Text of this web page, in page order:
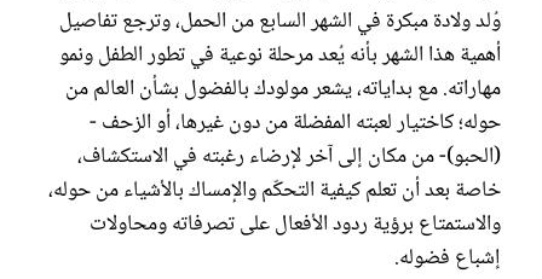
وُلد ولادة مبكرة في الشهر السابع من الحمل، وترجع تفاصيل
أهمية هذا الشهر بأنه يُعد مرحلة نوعية في تطور الطفل ونمو
مهاراته. مع بداياته، يشعر مولودك بالفضول بشأن العالم من
حوله؛ كاختيار لعبته المفضلة من دون غيرها، أو الزحف -
(الحبو)- من مكان إلى آخر لإرضاء رغبته في الاستكشاف،
خاصة بعد أن تعلم كيفية التحكّم والإمساك بالأشياء من حوله،
والاستمتاع برؤية ردود الأفعال على تصرفاته ومحاولات
إشباع فضوله.
مجلة سيدتي
غلاف رفمي